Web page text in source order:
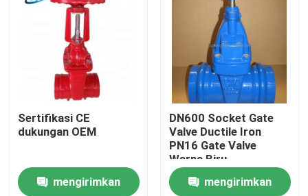
Tentang kami
Tur Pabrik
Hubungi kami
Sertifikasi CE
dukungan OEM
mengirimkan
DN600 Socket Gate
Valve Ductile Iron
PN16 Gate Valve
Warna Biru
mengirimkan